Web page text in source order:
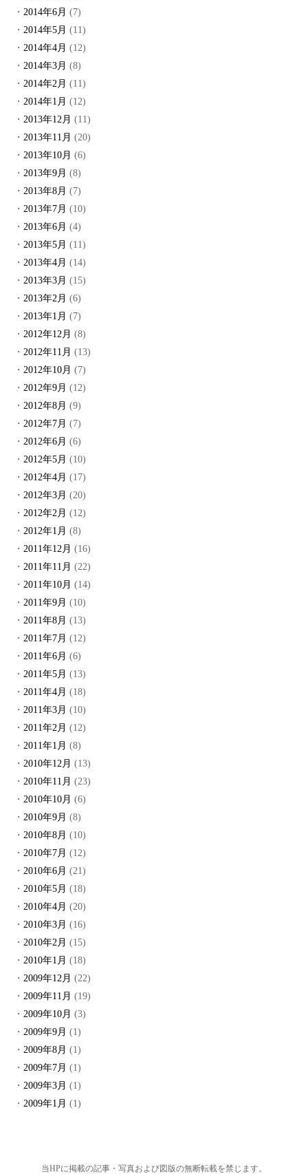
2014年6月 (7)
2014年5月 (11)
2014年4月 (12)
2014年3月 (8)
2014年2月 (11)
2014年1月 (12)
2013年12月 (11)
2013年11月 (20)
2013年10月 (6)
2013年9月 (8)
2013年8月 (7)
2013年7月 (10)
2013年6月 (4)
2013年5月 (11)
2013年4月 (14)
2013年3月 (15)
2013年2月 (6)
2013年1月 (7)
2012年12月 (8)
2012年11月 (13)
2012年10月 (7)
2012年9月 (12)
2012年8月 (9)
2012年7月 (7)
2012年6月 (6)
2012年5月 (10)
2012年4月 (17)
2012年3月 (20)
2012年2月 (12)
2012年1月 (8)
2011年12月 (16)
2011年11月 (22)
2011年10月 (14)
2011年9月 (10)
2011年8月 (13)
2011年7月 (12)
2011年6月 (6)
2011年5月 (13)
2011年4月 (18)
2011年3月 (10)
2011年2月 (12)
2011年1月 (8)
2010年12月 (13)
2010年11月 (23)
2010年10月 (6)
2010年9月 (8)
2010年8月 (10)
2010年7月 (12)
2010年6月 (21)
2010年5月 (18)
2010年4月 (20)
2010年3月 (16)
2010年2月 (15)
2010年1月 (18)
2009年12月 (22)
2009年11月 (19)
2009年10月 (3)
2009年9月 (1)
2009年8月 (1)
2009年7月 (1)
2009年3月 (1)
2009年1月 (1)
当HPに掲載の記事・写真および図版の無断転載を禁じます。